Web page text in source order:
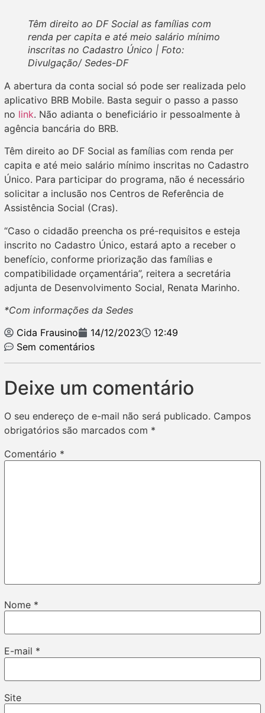
Têm direito ao DF Social as famílias com
renda per capita e até meio salário mínimo
inscritas no Cadastro Único | Foto:
Divulgação/ Sedes-DF
A abertura da conta social só pode ser realizada pelo
aplicativo BRB Mobile. Basta seguir o passo a passo
no link. Não adianta o beneficiário ir pessoalmente à
agência bancária do BRB.
Têm direito ao DF Social as famílias com renda per
capita e até meio salário mínimo inscritas no Cadastro
Único. Para participar do programa, não é necessário
solicitar a inclusão nos Centros de Referência de
Assistência Social (Cras).
“Caso o cidadão preencha os pré-requisitos e esteja
inscrito no Cadastro Único, estará apto a receber o
benefício, conforme priorização das famílias e
compatibilidade orçamentária”, reitera a secretária
adjunta de Desenvolvimento Social, Renata Marinho.
*Com informações da Sedes
Cida Frausino
14/12/2023
12:49
Sem comentários
Deixe um comentário
O seu endereço de e-mail não será publicado. Campos
obrigatórios são marcados com *
Comentário *
Nome *
E-mail *
Site